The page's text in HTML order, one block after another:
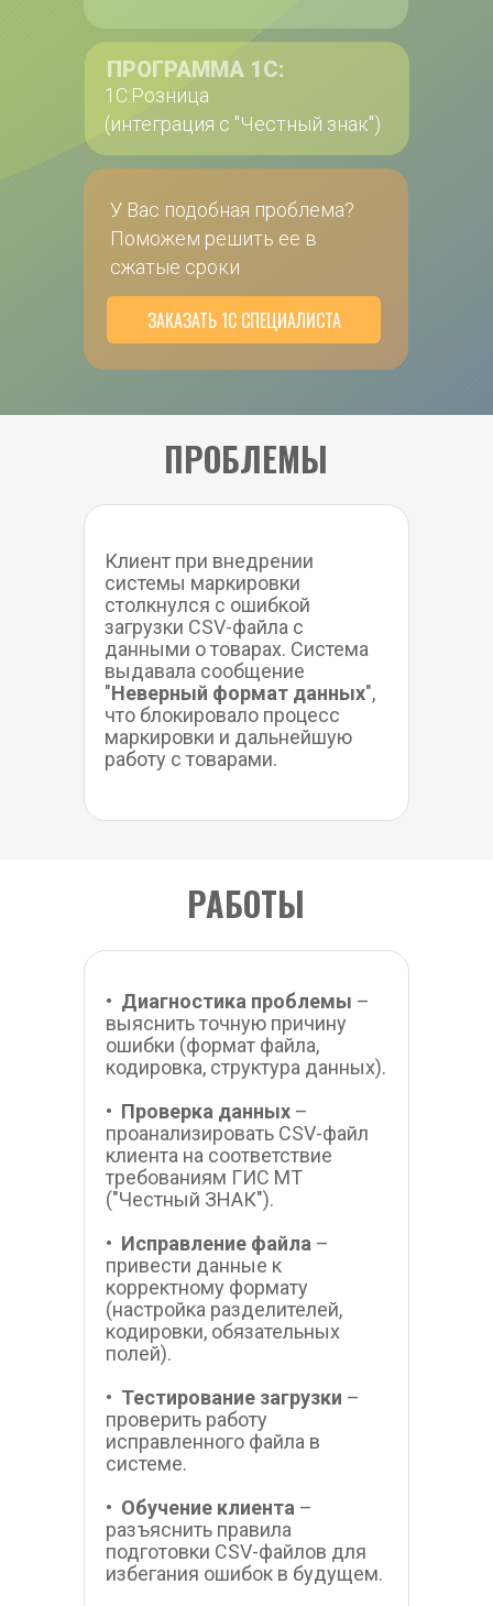
ПРОГРАММА 1С:
1С:Розница
(интеграция с "Честный знак")
ЗАКАЗАТЬ 1С СПЕЦИАЛИСТА
У Вас подобная проблема?
Поможем решить ее в
сжатые сроки
ПРОБЛЕМЫ
Клиент при внедрении
системы маркировки
столкнулся с ошибкой
загрузки CSV-файла с
данными о товарах. Система
выдавала сообщение
"Неверный формат данных",
что блокировало процесс
маркировки и дальнейшую
работу с товарами.
РАБОТЫ
• Диагностика проблемы –
выяснить точную причину
ошибки (формат файла,
кодировка, структура данных).
• Проверка данных –
проанализировать CSV-файл
клиента на соответствие
требованиям ГИС МТ
("Честный ЗНАК").
• Исправление файла –
привести данные к
корректному формату
(настройка разделителей,
кодировки, обязательных
полей).
• Тестирование загрузки –
проверить работу
исправленного файла в
системе.
• Обучение клиента –
разъяснить правила
подготовки CSV-файлов для
избегания ошибок в будущем.